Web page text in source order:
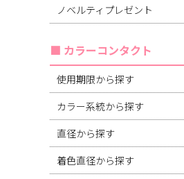
ノベルティプレゼント
カラーコンタクト
使用期限から探す
カラー系統から探す
直径から探す
着色直径から探す